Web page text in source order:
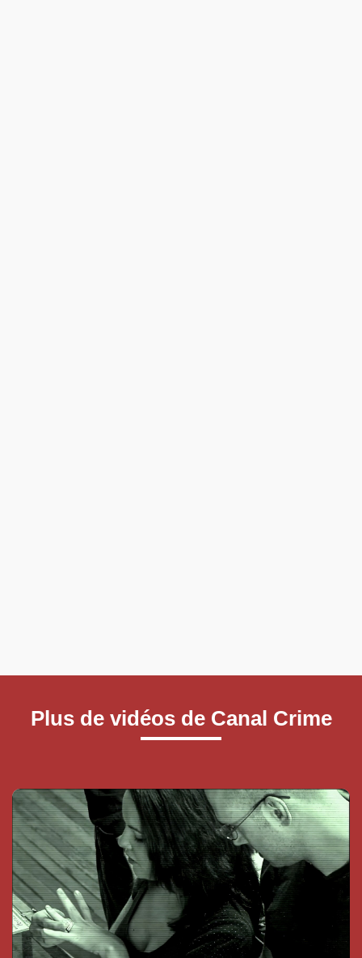
Plus de vidéos de Canal Crime